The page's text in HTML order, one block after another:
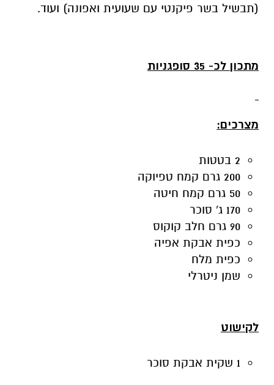
(תבשיל בשר פיקנטי עם שעועית ואפונה) ועוד.
מתכון לכ- 35 סופגניות
מצרכים:
2 בטטות
200 גרם קמח טפיוקה
50 גרם קמח חיטה
170 ג' סוכר
90 גרם חלב קוקוס
כפית אבקת אפיה
כפית מלח
שמן ניטרלי
לקישוט
1 שקית אבקת סוכר